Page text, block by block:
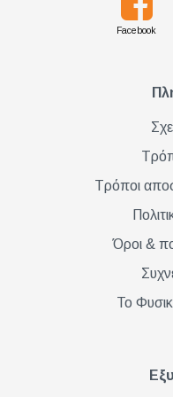
Facebook
Τρόποι
Όροι &
Το